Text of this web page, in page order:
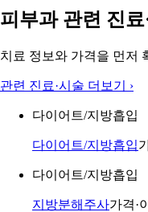
피부과 관련 진료
치료 정보와 가격을 먼저
관련 진료·시술 더보기 ›
다이어트/지방흡입
다이어트/지방흡입
다이어트/지방흡입
지방분해주사가격·